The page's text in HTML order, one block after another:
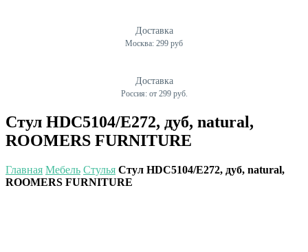
Доставка
Москва: 299 руб
Доставка
Россия: от 299 руб.
Стул HDC5104/E272, дуб, natural,
ROOMERS FURNITURE
Главная Мебель Стулья Стул HDC5104/E272, дуб, natural,
ROOMERS FURNITURE